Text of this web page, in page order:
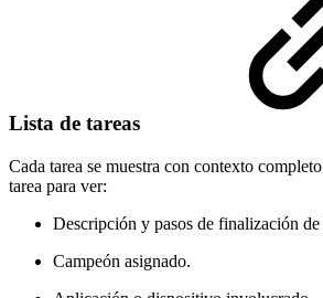
Lista de tareas
Cada tarea se muestra con contexto
tarea para ver:
Descripción y pasos de finalización de
Campeón asignado.